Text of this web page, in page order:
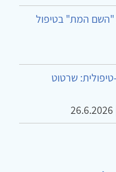
"השם המת" בטיפול
שרטוט
26.6.2026